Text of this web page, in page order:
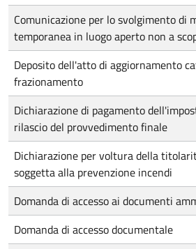
Comunicazione per lo svolgimento di
temporanea in luogo aperto non a
Deposito dell'atto di aggiornamento
frazionamento
Dichiarazione di pagamento
rilascio del provvedimento finale
Dichiarazione per voltura della
soggetta alla prevenzione incendi
Domanda di accesso ai documenti
Domanda di accesso documentale